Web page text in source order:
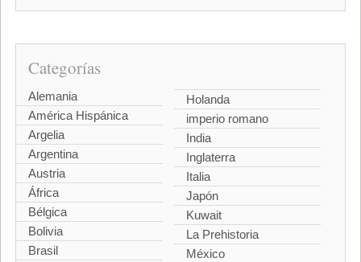
Categorías
Alemania
América Hispánica
Argelia
Argentina
Austria
África
Bélgica
Bolivia
Brasil
Holanda
imperio romano
India
Inglaterra
Italia
Japón
Kuwait
La Prehistoria
México